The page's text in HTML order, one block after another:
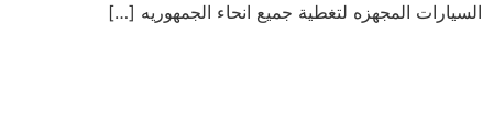
السيارات المجهزه لتغطية جميع انحاء الجمهوريه […]